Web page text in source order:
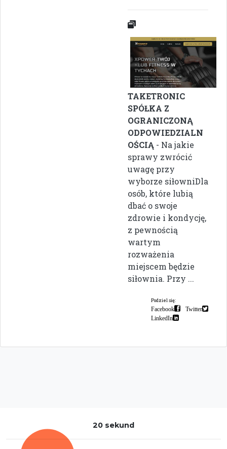
TAKETRONIC
SPÓŁKA Z
OGRANICZONĄ
ODPOWIEDZIALN
OŚCIĄ - Na jakie
sprawy zwrócić
uwagę przy
wyborze siłowniDla
osób, które lubią
dbać o swoje
zdrowie i kondycję,
z pewnością
wartym
rozważenia
miejscem będzie
siłownia. Przy ...
Podziel się:
Facebook
Twitter
LinkedIn
20 sekund